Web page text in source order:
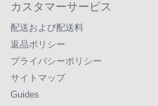
カスタマーサービス
配送および配送料
返品ポリシー
プライバシーポリシー
サイトマップ
Guides